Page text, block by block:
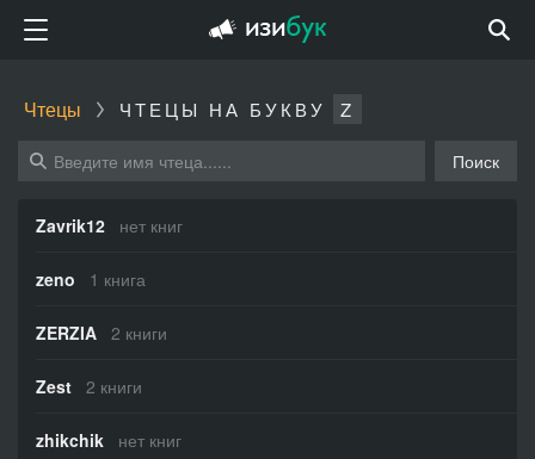
Чтецы ЧТЕЦЫ НА БУКВУ Z
Поиск
Zavrik12 нет книг
zeno 1 книга
ZERZIA 2 книги
Zest 2 книги
zhikchik нет книг